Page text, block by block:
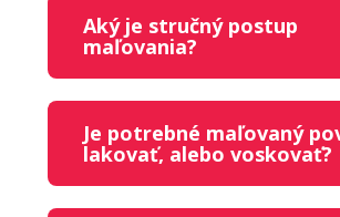
Aký je stručný postup
maľovania?
Je potrebné maľovaný
lakovať, alebo voskovať?